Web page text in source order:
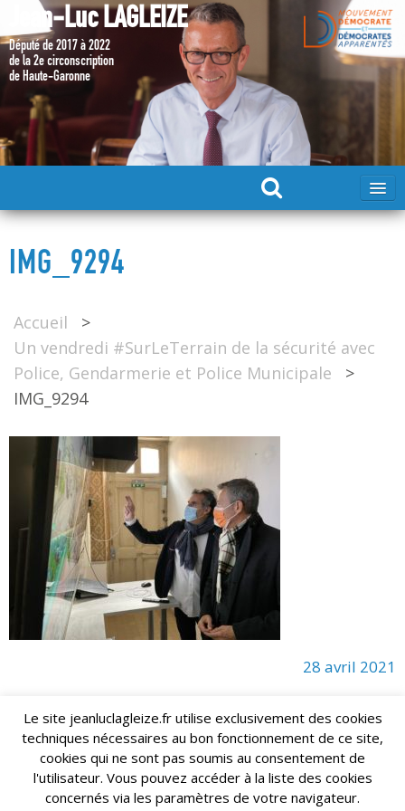
Jean-Luc LAGLEIZE
Député de 2017 à 2022
de la 2e circonscription
de Haute-Garonne
MA CANDIDATURE 2024
DÉPUTÉ 2017 – 2022
MES ACTIONS 2017 – 2022
IMG_9294
Accueil
>
Un vendredi #SurLeTerrain de la sécurité avec
Police, Gendarmerie et Police Municipale
>
IMG_9294
28 avril 2021
Jean-Luc LAGLEIZE - e-mail : lagleize2024@gmail.com
Mentions Légales- Copyright © 2024. Tous droits réservés.
Le site jeanluclagleize.fr utilise exclusivement des cookies
techniques nécessaires au bon fonctionnement de ce site,
cookies qui ne sont pas soumis au consentement de
l'utilisateur. Vous pouvez accéder à la liste des cookies
concernés via les paramètres de votre navigateur.